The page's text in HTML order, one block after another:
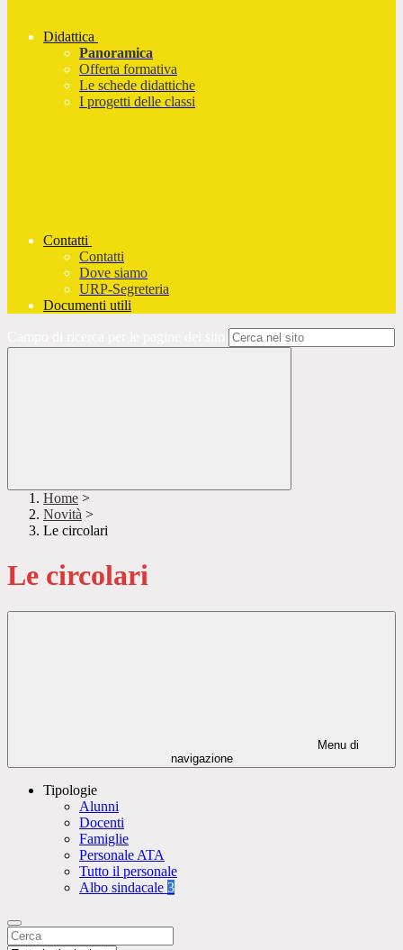
Didattica
Panoramica
Offerta formativa
Le schede didattiche
I progetti delle classi
Contatti
Contatti
Dove siamo
URP-Segreteria
Documenti utili
Home >
Novità >
Le circolari
Le circolari
Menu di
navigazione
Tipologie
Alunni
Docenti
Famiglie
Personale ATA
Tutto il personale
Albo sindacale 3